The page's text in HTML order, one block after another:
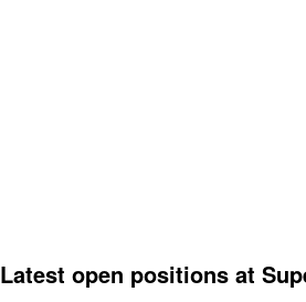
Latest open positions at